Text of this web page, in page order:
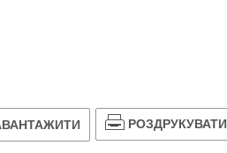
РОЗДРУКУВАТИ